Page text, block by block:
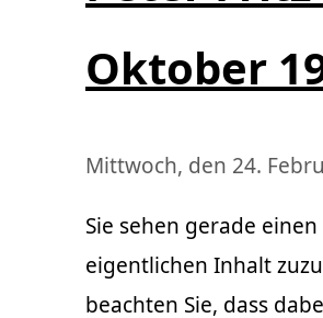
Oktober
Mittwoch, den 24.
Sie sehen gerade
eigentlichen Inhalt
beachten Sie, dass